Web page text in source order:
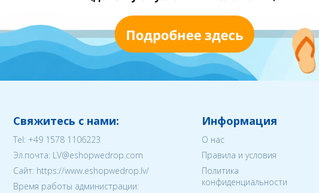
Свяжитесь с нами:
Tel: +49 1578 1106223
Эл.почта: LV@eshopwedrop.com
Cайт: https://www.eshopwedrop.lv/
Время работы администрации:
Информация
О нас
Правила и условия
Политика
конфиденциальности